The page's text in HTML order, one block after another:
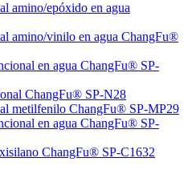
amino/epóxido en agua
amino/vinilo en agua ChangFu®
en agua ChangFu® SP-
ChangFu® SP-N28
metilfenilo ChangFu® SP-MP29
en agua ChangFu® SP-
ChangFu® SP-C1632